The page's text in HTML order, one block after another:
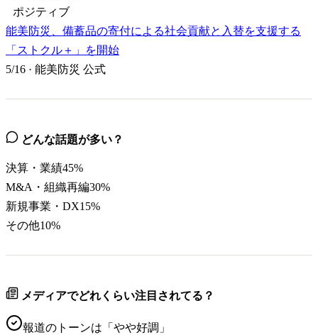
ポジティブ
能美防災、備蓄品の寄付による社会貢献と入替を支援する
「ストクル＋」を開始
5/16 · 能美防災 公式
どんな話題が多い？
決算・業績45%
M&A・組織再編30%
新規事業・DX15%
その他10%
メディアでどれくらい注目されてる？
報道のトーンは「 やや好調 」